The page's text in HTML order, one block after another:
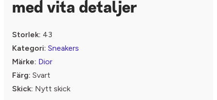
med vita detaljer
Storlek: 43
Kategori: Sneakers
Märke: Dior
Färg: Svart
Skick: Nytt skick